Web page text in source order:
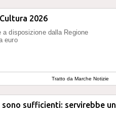
2026
disposizione dalla Regione
euro
Tratto da Marche Notizie
sufficienti: servirebbe un